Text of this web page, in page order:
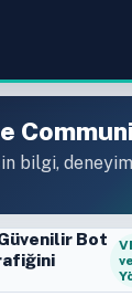
bilgi,
Bot